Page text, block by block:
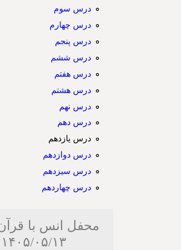
درس سوم
درس چهارم
درس پنجم
درس ششم
درس هفتم
درس هشتم
درس نهم
درس دهم
درس یازدهم
درس دوازدهم
درس سیزدهم
درس چهاردهم
محفل انس با
۱۴۰۵/۰۵/۱۳